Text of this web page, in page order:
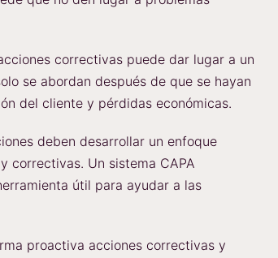
correctivas puede dar lugar a un
se abordan después de que se hayan
del cliente y pérdidas económicas.
deben desarrollar un enfoque
correctivas. Un sistema CAPA
útil para ayudar a las
proactiva acciones correctivas y